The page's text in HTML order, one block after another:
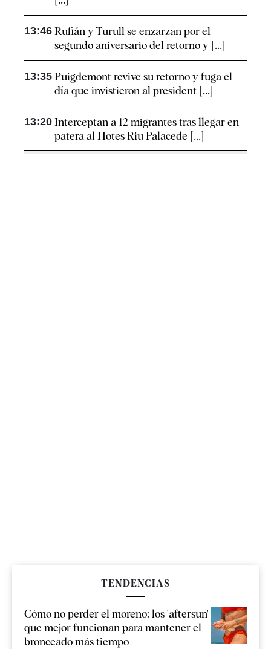
13:46 Rufián y Turull se enzarzan por el
segundo aniversario del retorno y [...]
13:35 Puigdemont revive su retorno y fuga el
día que invistieron al president [...]
13:20 Interceptan a 12 migrantes tras llegar en
patera al Hotes Riu Palacede [...]
TENDENCIAS
Cómo no perder el moreno: los 'aftersun'
que mejor funcionan para mantener el
bronceado más tiempo